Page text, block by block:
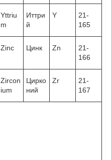
Yttriu
m
Иттри
й
Y
21-
165
Zinc Цинк Zn
21-
166
Zircon
ium
Цирко
ний
Zr
21-
167